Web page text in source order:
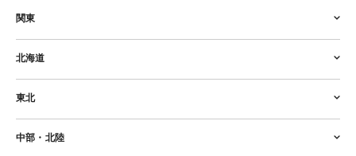
関東
北海道
東北
中部・北陸